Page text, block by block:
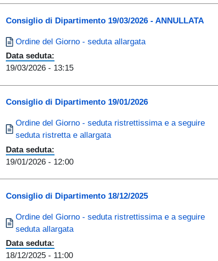
Consiglio di Dipartimento 19/03/2026 - ANNULLATA
Documento
Ordine del Giorno - seduta allargata
Data seduta:
19/03/2026 - 13:15
Consiglio di Dipartimento 19/01/2026
Documento
Ordine del Giorno - seduta ristrettissima e a seguire
seduta ristretta e allargata
Data seduta:
19/01/2026 - 12:00
Consiglio di Dipartimento 18/12/2025
Documento
Ordine del Giorno - seduta ristrettissima e a seguire
seduta allargata
Data seduta:
18/12/2025 - 11:00